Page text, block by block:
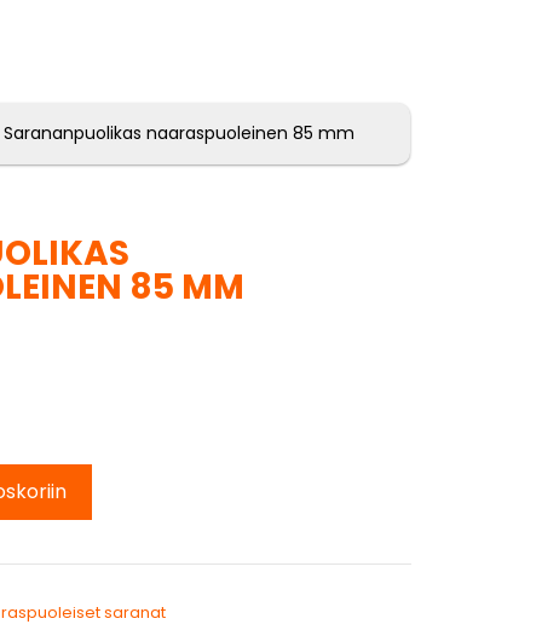
naaraspuoleinen 85 mm
85 MM
saranat